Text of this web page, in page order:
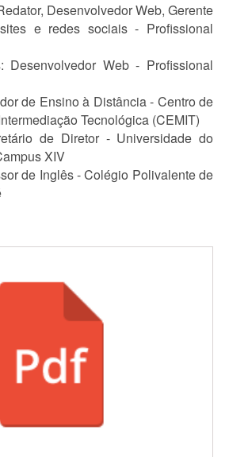
Desenvolvedor Web, Gerente
e redes sociais - Profissional
Desenvolvedor Web - Profissional
de Ensino à Distância - Centro de
Tecnológica (CEMIT)
de Diretor - Universidade do
XIV
de Inglês - Colégio Polivalente de